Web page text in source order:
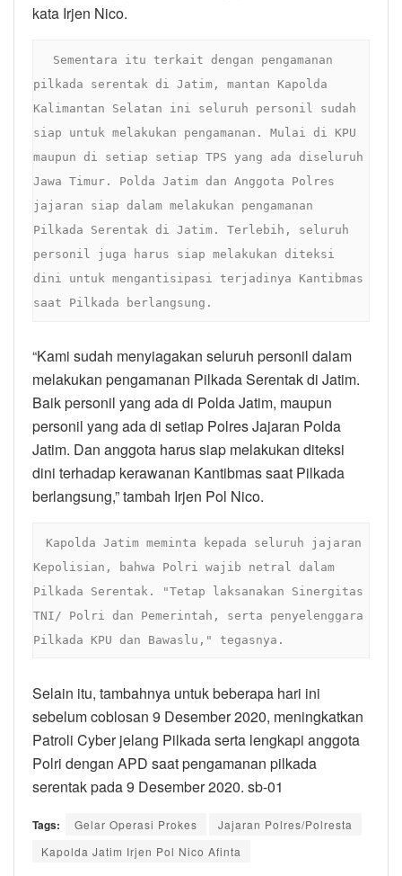
kata Irjen Nico.
pilkada serentak di Jatim, mantan Kapolda
Kalimantan Selatan ini seluruh personil sudah
siap untuk melakukan pengamanan. Mulai di KPU
maupun di setiap setiap TPS yang ada diseluruh
Jawa Timur. Polda Jatim dan Anggota Polres
jajaran siap dalam melakukan pengamanan
Pilkada Serentak di Jatim. Terlebih, seluruh
personil juga harus siap melakukan diteksi
dini untuk mengantisipasi terjadinya Kantibmas
saat Pilkada berlangsung.
“Kami sudah menyiagakan seluruh personil dalam
melakukan pengamanan Pilkada Serentak di Jatim.
Baik personil yang ada di Polda Jatim, maupun
personil yang ada di setiap Polres Jajaran Polda
Jatim. Dan anggota harus siap melakukan diteksi
dini terhadap kerawanan Kantibmas saat Pilkada
berlangsung,” tambah Irjen Pol Nico.
Kepolisian, bahwa Polri wajib netral dalam
Pilkada Serentak. "Tetap laksanakan Sinergitas
TNI/ Polri dan Pemerintah, serta penyelenggara
Pilkada KPU dan Bawaslu," tegasnya.
Selain itu, tambahnya untuk beberapa hari ini
sebelum coblosan 9 Desember 2020, meningkatkan
Patroli Cyber jelang Pilkada serta lengkapi anggota
Polri dengan APD saat pengamanan pilkada
serentak pada 9 Desember 2020. sb-01
Tags: Gelar Operasi Prokes
Jajaran Polres/Polresta
Kapolda Jatim Irjen Pol Nico Afinta